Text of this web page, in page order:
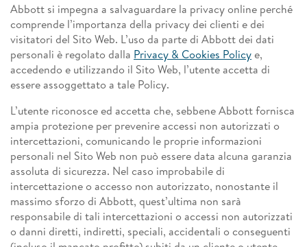
Abbott si impegna a salvaguardare la privacy online perché
comprende l’importanza della privacy dei clienti e dei
visitatori del Sito Web. L’uso da parte di Abbott dei dati
personali è regolato dalla Privacy & Cookies Policye,
accedendo e utilizzando il Sito Web, l’utente accetta di
essere assoggettato a tale Policy.
L’utente riconosce ed accetta che, sebbene Abbott fornisca
ampia protezione per prevenire accessi non autorizzati o
intercettazioni, comunicando le proprie informazioni
personali nel Sito Web non può essere data alcuna garanzia
assoluta di sicurezza. Nel caso improbabile di
intercettazione o accesso non autorizzato, nonostante il
massimo sforzo di Abbott, quest’ultima non sarà
responsabile di tali intercettazioni o accessi non autorizzati
o danni diretti, indiretti, speciali, accidentali o conseguenti